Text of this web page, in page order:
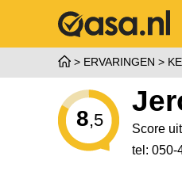
ERVARINGEN
8,5 Score
tel: 050-